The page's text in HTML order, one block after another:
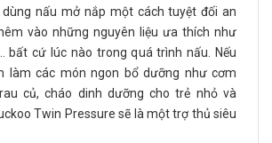
nấu mở nắp một cách tuyệt đối an
vào những nguyên liệu ưa thích như
bất cứ lúc nào trong quá trình nấu. Nếu
làm các món ngon bổ dưỡng như cơm
củ, cháo dinh dưỡng cho trẻ nhỏ và
Twin Pressure sẽ là một trợ thủ siêu